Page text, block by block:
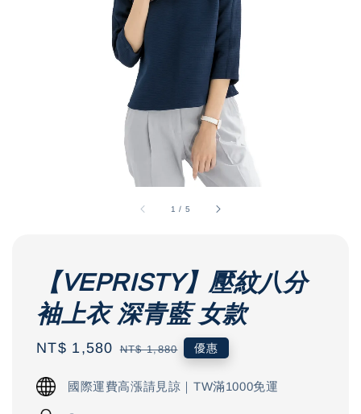
1 / 5
【VEPRISTY】壓紋八分
袖上衣 深青藍 女款
Sale
NT$ 1,580 Regular
NT$ 1,880 優惠
國際運費高漲請見諒｜TW滿1000免運